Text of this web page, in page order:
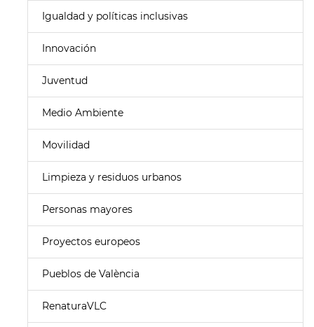
Igualdad y políticas inclusivas
Innovación
Juventud
Medio Ambiente
Movilidad
Limpieza y residuos urbanos
Personas mayores
Proyectos europeos
Pueblos de València
RenaturaVLC